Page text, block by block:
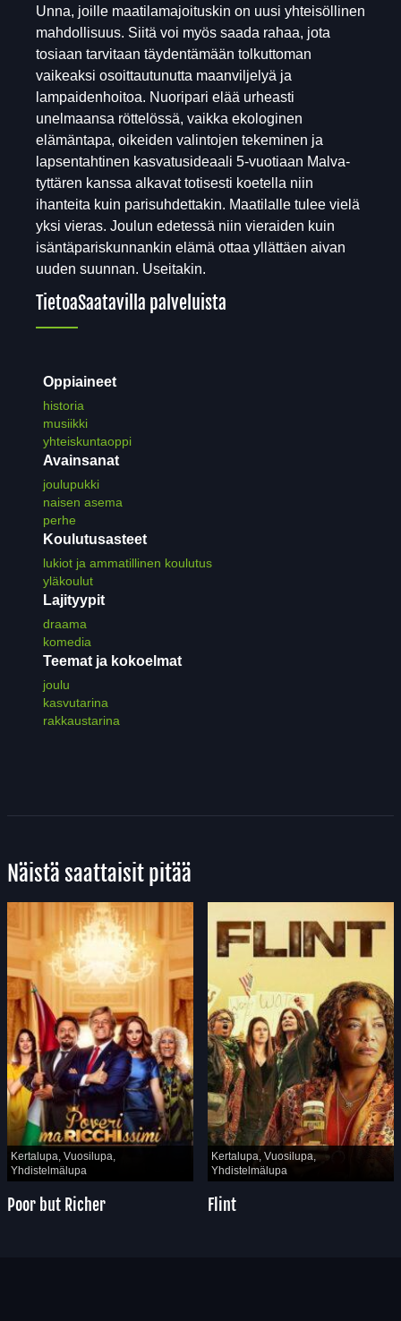
Unna, joille maatilamajoituskin on uusi yhteisöllinen
mahdollisuus. Siitä voi myös saada rahaa, jota
tosiaan tarvitaan täydentämään tolkuttoman
vaikeaksi osoittautunutta maanviljelyä ja
lampaidenhoitoa. Nuoripari elää urheasti
unelmaansa röttelössä, vaikka ekologinen
elämäntapa, oikeiden valintojen tekeminen ja
lapsentahtinen kasvatusideaali 5-vuotiaan Malva-
tyttären kanssa alkavat totisesti koetella niin
ihanteita kuin parisuhdettakin. Maatilalle tulee vielä
yksi vieras. Joulun edetessä niin vieraiden kuin
isäntäpariskunnankin elämä ottaa yllättäen aivan
uuden suunnan. Useitakin.
TietoaSaatavilla palveluista
Oppiaineet
historia
musiikki
yhteiskuntaoppi
Avainsanat
joulupukki
naisen asema
perhe
Koulutusasteet
lukiot ja ammatillinen koulutus
yläkoulut
Lajityypit
draama
komedia
Teemat ja kokoelmat
joulu
kasvutarina
rakkaustarina
Näistä saattaisit pitää
Kertalupa, Vuosilupa,
Yhdistelmälupa
Poor but Richer
Kertalupa, Vuosilupa,
Yhdistelmälupa
Flint